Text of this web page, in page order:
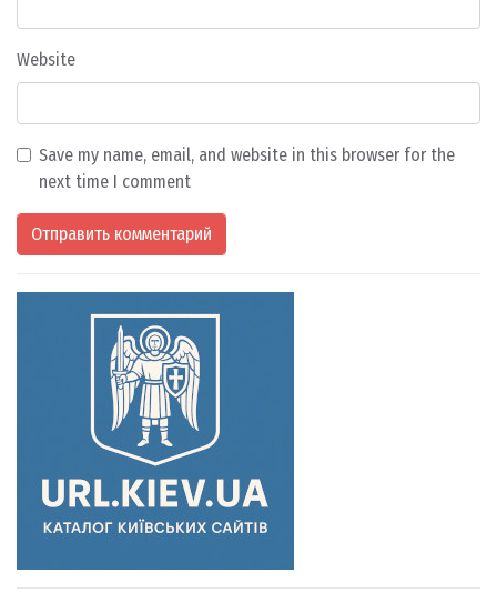
Website
Save my name, email, and website in this browser for the
next time I comment